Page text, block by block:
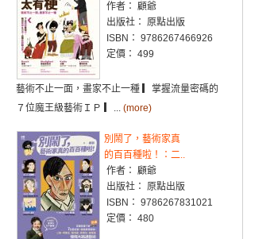
作者： 顧爺
出版社： 原點出版
ISBN： 9786267466926
定價： 499
藝術不止一面，畫家不止一種 ▎掌握流量密碼的
７位魔王級藝術ＩＰ ▎... (more)
別鬧了，藝術家真
的百百種啦！：二..
作者： 顧爺
出版社： 原點出版
ISBN： 9786267831021
定價： 480